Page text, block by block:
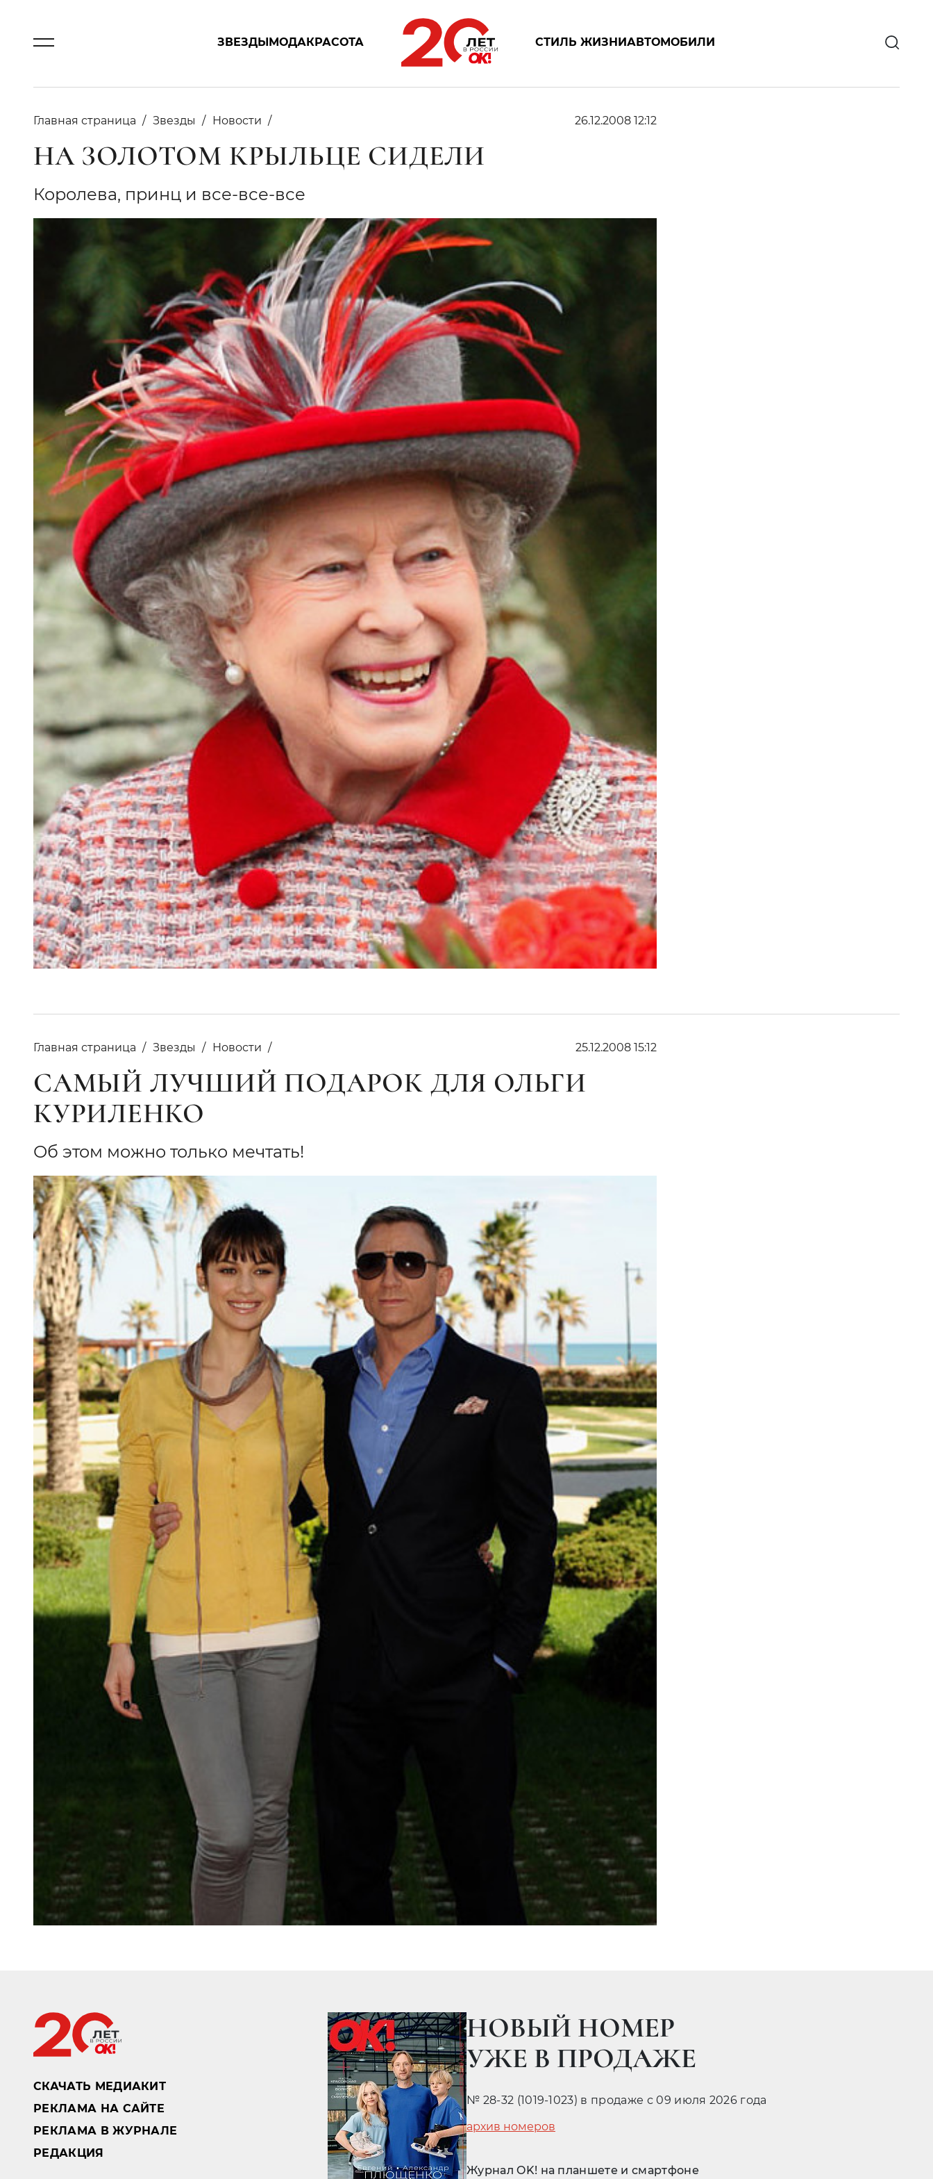
ЗВЕЗДЫМОДАКРАСОТА СТИЛЬ ЖИЗНИАВТОМОБИЛИ
Главная страница Звезды Новости 26.12.2008 12:12
НА ЗОЛОТОМ КРЫЛЬЦЕ СИДЕЛИ
Королева, принц и все-все-все
Главная страница Звезды Новости 25.12.2008 15:12
САМЫЙ ЛУЧШИЙ ПОДАРОК ДЛЯ ОЛЬГИ
КУРИЛЕНКО
Об этом можно только мечтать!
СКАЧАТЬ МЕДИАКИТ
РЕКЛАМА НА САЙТЕ
РЕКЛАМА В ЖУРНАЛЕ
РЕДАКЦИЯ
НОВЫЙ НОМЕР
УЖЕ В ПРОДАЖЕ
№ 28-32 (1019-1023) в продаже с 09 июля 2026 года
архив номеров
Журнал OK! на планшете и смартфоне